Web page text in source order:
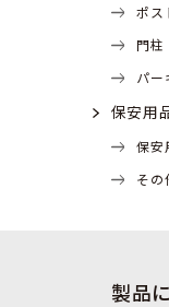
ポス
門柱
パー
保安用
保安
その
製品